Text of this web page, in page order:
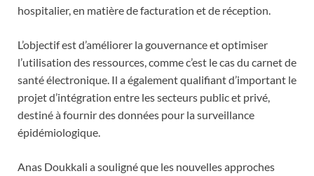
hospitalier, en matière de facturation et de réception.
L’objectif est d’améliorer la gouvernance et optimiser
l’utilisation des ressources, comme c’est le cas du carnet de
santé électronique. Il a également qualifiant d’important le
projet d’intégration entre les secteurs public et privé,
destiné à fournir des données pour la surveillance
épidémiologique.
Anas Doukkali a souligné que les nouvelles approches